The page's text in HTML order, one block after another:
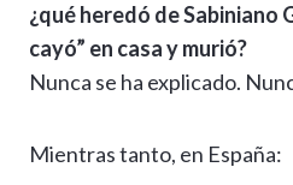
¿qué heredó de Sabiniano
cayó” en casa y murió?
Nunca se ha explicado.
Mientras tanto, en España: